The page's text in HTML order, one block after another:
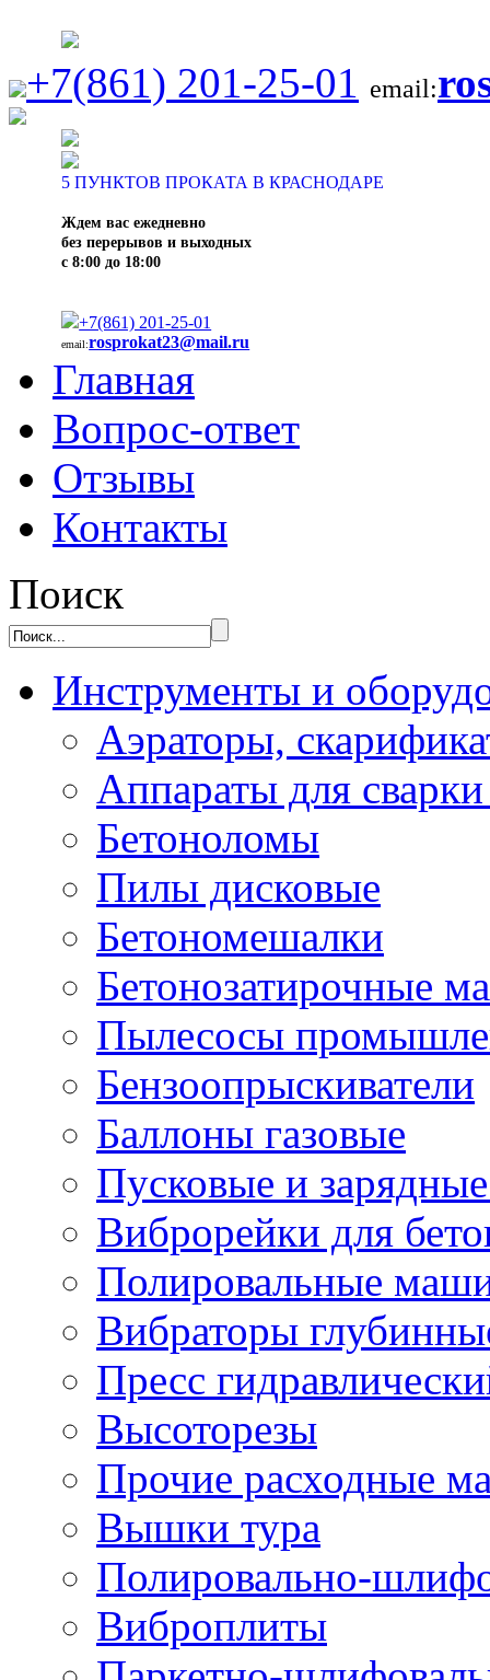
+7(861) 201-25-01 email:
5 ПУНКТОВ ПРОКАТА В КРАСНОДАРЕ
Ждем вас ежедневно
без перерывов и выходных
с 8:00 до 18:00
+7(861) 201-25-01
email:rosprokat23@mail.ru
Главная
Вопрос-ответ
Отзывы
Контакты
Поиск
Инструменты и
Аэраторы,
Аппараты для
Бетоноломы
Пилы дисковые
Бетономешалки
Бетонозатирочные
Пылесосы
Бензоопрыскиватели
Баллоны газовые
Пусковые и
Виброрейки для
Полировальные
Вибраторы
Пресс
Высоторезы
Прочие расходные
Вышки тура
Полировально-
Виброплиты